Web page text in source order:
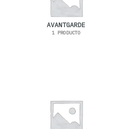
AVANTGARDE
1 PRODUCTO